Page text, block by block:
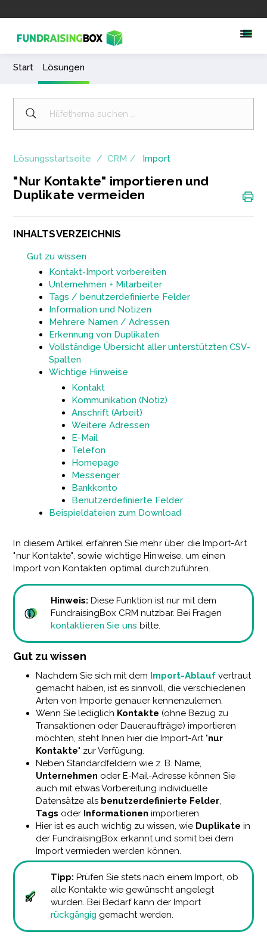
Start Lösungen
Lösungsstartseite CRM Import
"Nur Kontakte" importieren und
Duplikate vermeiden
INHALTSVERZEICHNIS
Gut zu wissen
Kontakt-Import vorbereiten
Unternehmen + Mitarbeiter
Tags / benutzerdefinierte Felder
Information und Notizen
Mehrere Namen / Adressen
Erkennung von Duplikaten
Vollständige Übersicht aller unterstützten CSV-
Spalten
Wichtige Hinweise
Kontakt
Kommunikation (Notiz)
Anschrift (Arbeit)
Weitere Adressen
E-Mail
Telefon
Homepage
Messenger
Bankkonto
Benutzerdefinierte Felder
Beispieldateien zum Download
In diesem Artikel erfahren Sie mehr über die Import-Art
"nur Kontakte", sowie wichtige Hinweise, um einen
Import von Kontakten optimal durchzuführen.
Hinweis: Diese Funktion ist nur mit dem
FundraisingBox CRM nutzbar. Bei Fragen
kontaktieren Sie uns bitte.
Gut zu wissen
Nachdem Sie sich mit dem Import-Ablaufvertraut
gemacht haben, ist es sinnvoll, die verschiedenen
Arten von Importe genauer kennenzulernen.
Wenn Sie lediglich Kontakte (ohne Bezug zu
Transaktionen oder Daueraufträge) importieren
möchten, steht Ihnen hier die Import-Art "nur
Kontakte" zur Verfügung.
Neben Standardfeldern wie z. B. Name,
Unternehmen oder E-Mail-Adresse können Sie
auch mit etwas Vorbereitung individuelle
Datensätze als benutzerdefinierte Felder,
Tags oder Informationen importieren.
Hier ist es auch wichtig zu wissen, wie Duplikate in
der FundraisingBox erkannt und somit bei dem
Import vermieden werden können.
Tipp:Prüfen Sie stets nach einem Import, ob
alle Kontakte wie gewünscht angelegt
wurden. Bei Bedarf kann der Import
rückgängig gemacht werden.